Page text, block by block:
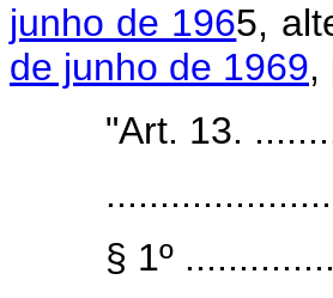
junho de 1965,
de junho de 1969,
"Art. 13.
§ 1º